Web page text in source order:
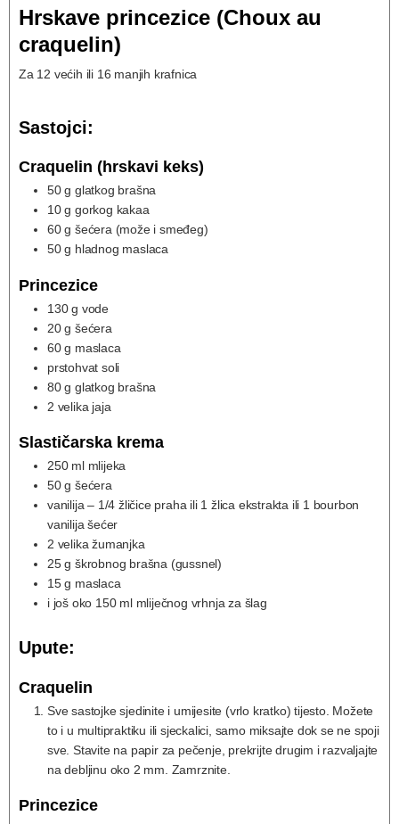
Hrskave princezice (Choux au
craquelin)
Za 12 većih ili 16 manjih krafnica
Sastojci:
Craquelin (hrskavi keks)
50 g glatkog brašna
10 g gorkog kakaa
60 g šećera (može i smeđeg)
50 g hladnog maslaca
Princezice
130 g vode
20 g šećera
60 g maslaca
prstohvat soli
80 g glatkog brašna
2 velika jaja
Slastičarska krema
250 ml mlijeka
50 g šećera
vanilija – 1/4 žličice praha ili 1 žlica ekstrakta ili 1 bourbon
vanilija šećer
2 velika žumanjka
25 g škrobnog brašna (gussnel)
15 g maslaca
i još oko 150 ml mliječnog vrhnja za šlag
Upute:
Craquelin
Sve sastojke sjedinite i umijesite (vrlo kratko) tijesto. Možete
to i u multipraktiku ili sjeckalici, samo miksajte dok se ne spoji
sve. Stavite na papir za pečenje, prekrijte drugim i razvaljajte
na debljinu oko 2 mm. Zamrznite.
Princezice